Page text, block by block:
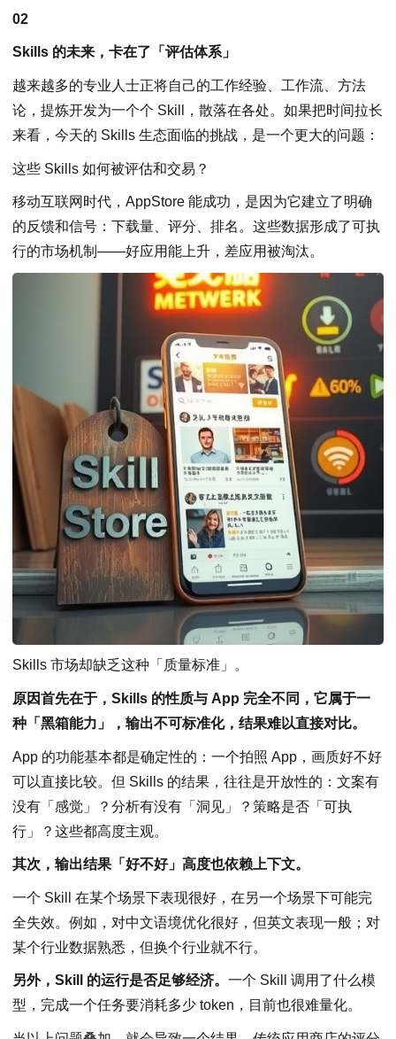
02
Skills 的未来，卡在了「评估体系」
越来越多的专业人士正将自己的工作经验、工作流、方法
论，提炼开发为一个个 Skill，散落在各处。如果把时间拉长
来看，今天的 Skills 生态面临的挑战，是一个更大的问题：
这些 Skills 如何被评估和交易？
移动互联网时代，AppStore 能成功，是因为它建立了明确
的反馈和信号：下载量、评分、排名。这些数据形成了可执
行的市场机制——好应用能上升，差应用被淘汰。
Skills 市场却缺乏这种「质量标准」。
原因首先在于，Skills 的性质与 App 完全不同，它属于一
种「黑箱能力」，输出不可标准化，结果难以直接对比。
App 的功能基本都是确定性的：一个拍照 App，画质好不好
可以直接比较。但 Skills 的结果，往往是开放性的：文案有
没有「感觉」？分析有没有「洞见」？策略是否「可执
行」？这些都高度主观。
其次，输出结果「好不好」高度也依赖上下文。
一个 Skill 在某个场景下表现很好，在另一个场景下可能完
全失效。例如，对中文语境优化很好，但英文表现一般；对
某个行业数据熟悉，但换个行业就不行。
另外，Skill 的运行是否足够经济。 一个 Skill 调用了什么模
型，完成一个任务要消耗多少 token，目前也很难量化。